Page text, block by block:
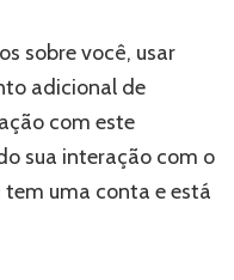
sobre você, usar
adicional de
com este
sua interação com o
uma conta e está